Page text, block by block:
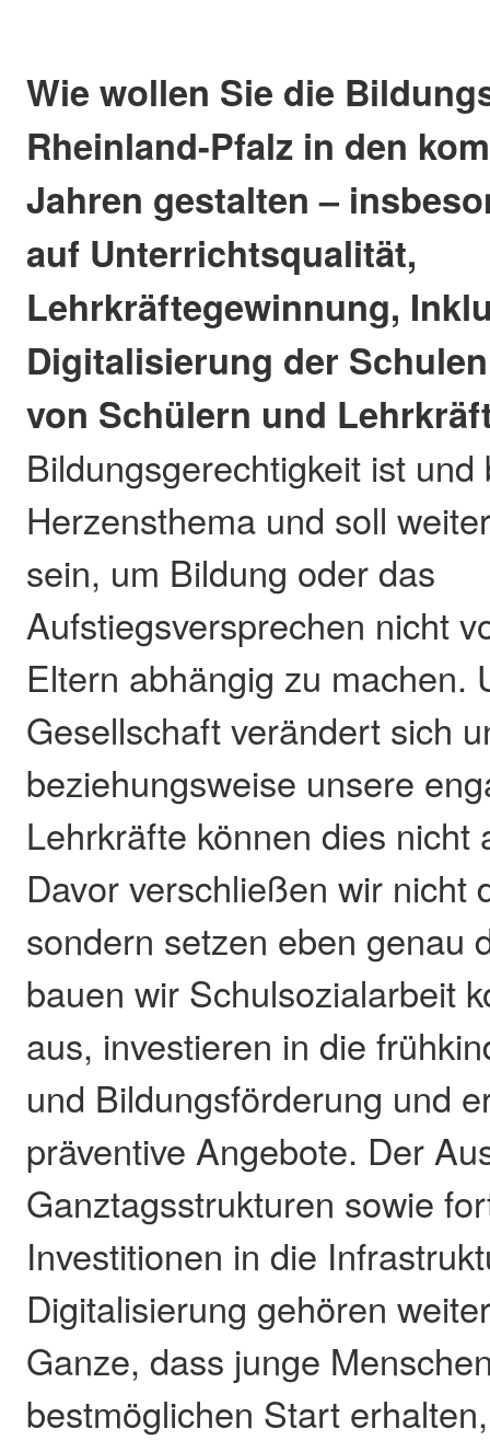
Wie wollen Sie die
Rheinland-Pfalz in den
Jahren gestalten –
auf Unterrichtsqualität,
Lehrkräftegewinnung,
Digitalisierung der
von Schülern und
Bildungsgerechtigkeit ist und
Herzensthema und soll
sein, um Bildung oder das
Aufstiegsversprechen nicht
Eltern abhängig zu machen.
Gesellschaft verändert sich
beziehungsweise unsere
Lehrkräfte können dies nicht
Davor verschließen wir nicht
sondern setzen eben genau
bauen wir Schulsozialarbeit
aus, investieren in die
und Bildungsförderung und
präventive Angebote. Der
Ganztagsstrukturen sowie
Investitionen in die
Digitalisierung gehören
Ganze, dass junge
bestmöglichen Start